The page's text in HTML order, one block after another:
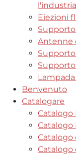
l'industria
Eiezioni
Antenne
Benvenuto
Catalogare
Catalogo
Catalogo
Catalogo